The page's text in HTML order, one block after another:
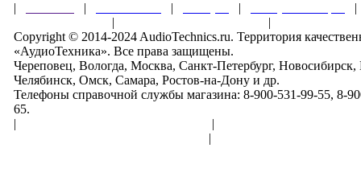
| | | |
|
|
Copyright © 2014-2024 AudioTechnics.ru. Территория
«АудиоТехника». Все права защищены.
Череповец, Вологда, Москва, Санкт-Петербург,
Челябинск, Омск, Самара, Ростов-на-Дону и др.
Телефоны справочной службы магазина: 8-900-531-99-55, 8-
65.
|
|
|